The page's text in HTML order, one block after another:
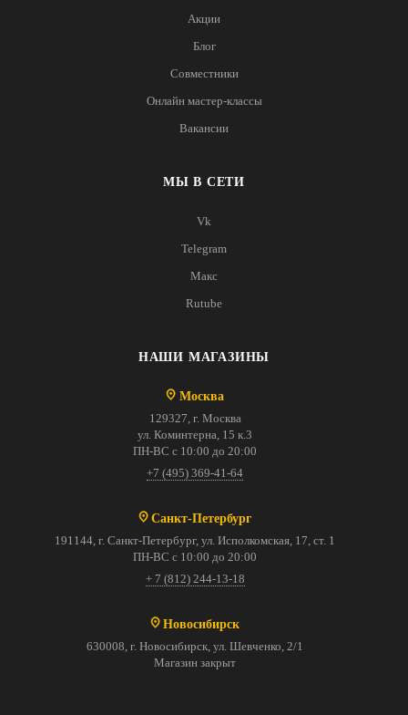
Акции
Блог
Совместники
Онлайн мастер-классы
Вакансии
МЫ В СЕТИ
Vk
Telegram
Макс
Rutube
НАШИ МАГАЗИНЫ
Москва
129327, г. Москва
ул. Коминтерна, 15 к.3
ПН-ВС с 10:00 до 20:00
+7 (495) 369-41-64
Санкт-Петербург
191144, г. Санкт-Петербург, ул. Исполкомская, 17, ст. 1
ПН-ВС с 10:00 до 20:00
+ 7 (812) 244-13-18
Новосибирск
630008, г. Новосибирск, ул. Шевченко, 2/1
Магазин закрыт